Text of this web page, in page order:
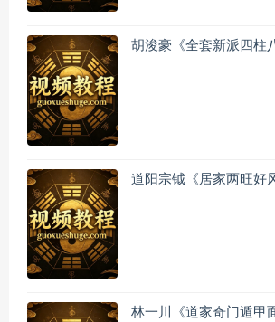
胡浚豪《全套新派四柱
道阳宗钺《居家两旺好
林一川《道家奇门遁甲